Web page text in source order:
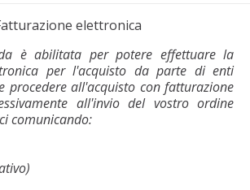
elettronica
è abilitata per potere effettuare la
per l'acquisto da parte di enti
procedere all'acquisto con fatturazione
all'invio del vostro ordine
comunicando: